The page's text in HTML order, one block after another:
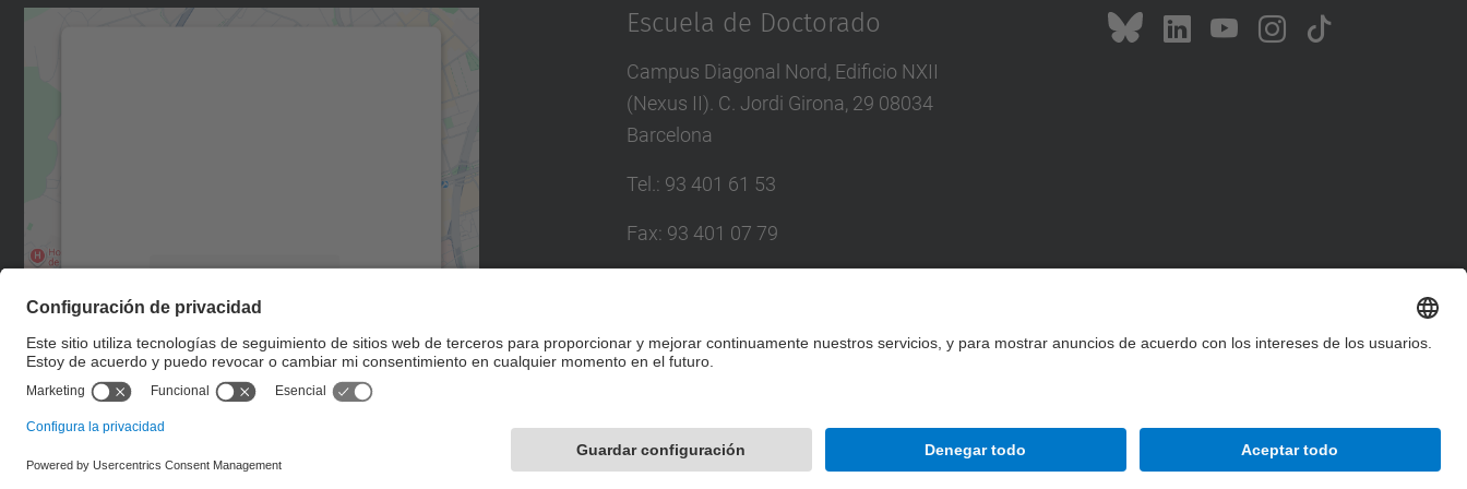
Aceptar
powered byUsercentrics Consent
Management Platform
Escuela de Doctorado
Campus Diagonal Nord, Edificio NXII
(Nexus II). C. Jordi Girona, 29 08034
Barcelona
Tel. : 93 401 61 53
Fax: 93 401 07 79